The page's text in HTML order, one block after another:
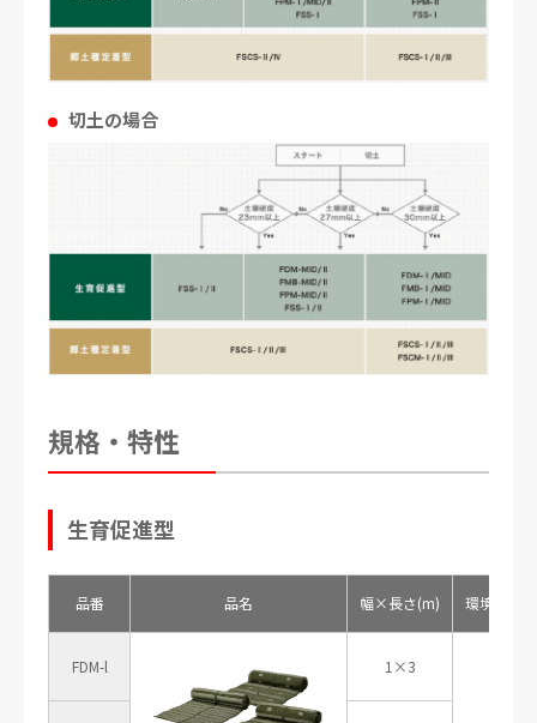
切土の場合
規格・特性
生育促進型
品番 品名 幅×長さ(m) 環境品
FDM-l 1×3